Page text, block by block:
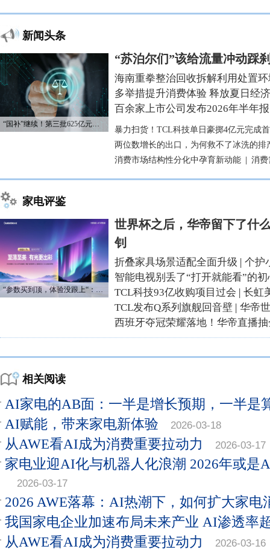
新闻头条
“国补”继续！第三批625亿元资金已下达
“苏泊尔们”该给流量冲动踩
海南重拳整治回收拆解利用处置
多举措提升消费体验 释放夏日经
百余家上市公司发布2026年半年报
暴力扫货！TCL科技单日豪掷4亿元完成
两位数增长的出口，为何救不了冰洗的排
消费市场结构性分化中孕育新动能
消费
家电评鉴
“参数买到顶，体验没跟上“：长虹追光Q70S给高端电视打了个样
世界杯之后，华帝留下了什
钊
折叠家具场景适配全面升级 | 个护
智能电视别丢了“打开就能看”的初
TCL科技93亿收购项目过会 | 长虹
TCL发布Q系列旗舰回音壁 | 华帝
西班牙夺冠荣耀落地！华帝直播
相关阅读
AI家电的AB面：一半是增长预期，一半是
AI赋能，带来家电新体验
2026-03-18
从AWE看AI成为消费重要拉动力 2026-03-17
家电业迎AI化与机器人化浪潮 2026年或是
2026-03-17
2026 AWE落幕：AI热潮下，如何扩大家电
我国家电企业加速布局未来产业 AI渗透率
从AWE看AI成为消费重要拉动力
2026-03-16